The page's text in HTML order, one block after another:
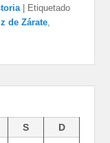
Etiquetado
de Zárate,
S
D